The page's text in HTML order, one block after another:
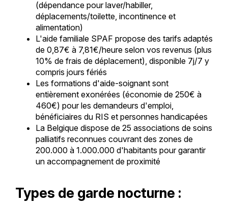
(dépendance pour laver/habiller,
déplacements/toilette, incontinence et
alimentation)
L'aide familiale SPAF propose des tarifs adaptés
de 0,87€ à 7,81€/heure selon vos revenus (plus
10% de frais de déplacement), disponible 7j/7 y
compris jours fériés
Les formations d'aide-soignant sont
entièrement exonérées (économie de 250€ à
460€) pour les demandeurs d'emploi,
bénéficiaires du RIS et personnes handicapées
La Belgique dispose de 25 associations de soins
palliatifs reconnues couvrant des zones de
200.000 à 1.000.000 d'habitants pour garantir
un accompagnement de proximité
Types de garde nocturne :